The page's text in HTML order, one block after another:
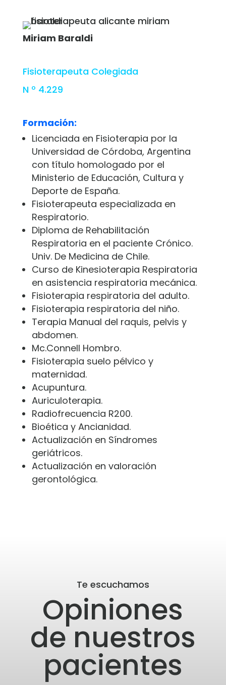
Miriam Baraldi
Fisioterapeuta Colegiada
N º 4.229
Formación:
Licenciada en Fisioterapia por la
Universidad de Córdoba, Argentina
con título homologado por el
Ministerio de Educación, Cultura y
Deporte de España.
Fisioterapeuta especializada en
Respiratorio.
Diploma de Rehabilitación
Respiratoria en el paciente Crónico.
Univ. De Medicina de Chile.
Curso de Kinesioterapia Respiratoria
en asistencia respiratoria mecánica.
Fisioterapia respiratoria del adulto.
Fisioterapia respiratoria del niño.
Terapia Manual del raquis, pelvis y
abdomen.
Mc.Connell Hombro.
Fisioterapia suelo pélvico y
maternidad.
Acupuntura.
Auriculoterapia.
Radiofrecuencia R200.
Bioética y Ancianidad.
Actualización en Síndromes
geriátricos.
Actualización en valoración
gerontológica.
Te escuchamos
Opiniones
de nuestros
pacientes